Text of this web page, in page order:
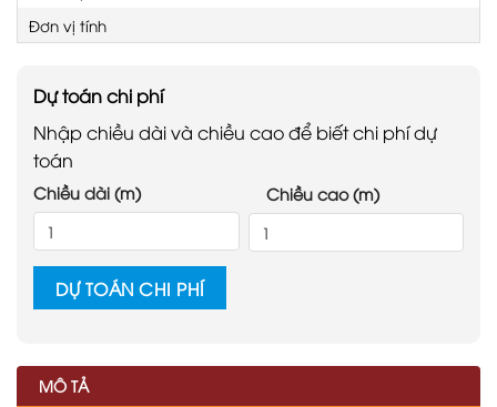
Đơn vị tính
Dự toán chi phí
Nhập chiều dài và chiều cao để biết chi phí dự
toán
Chiều dài (m) Chiều cao (m)
DỰ TOÁN CHI PHÍ
MÔ TẢ